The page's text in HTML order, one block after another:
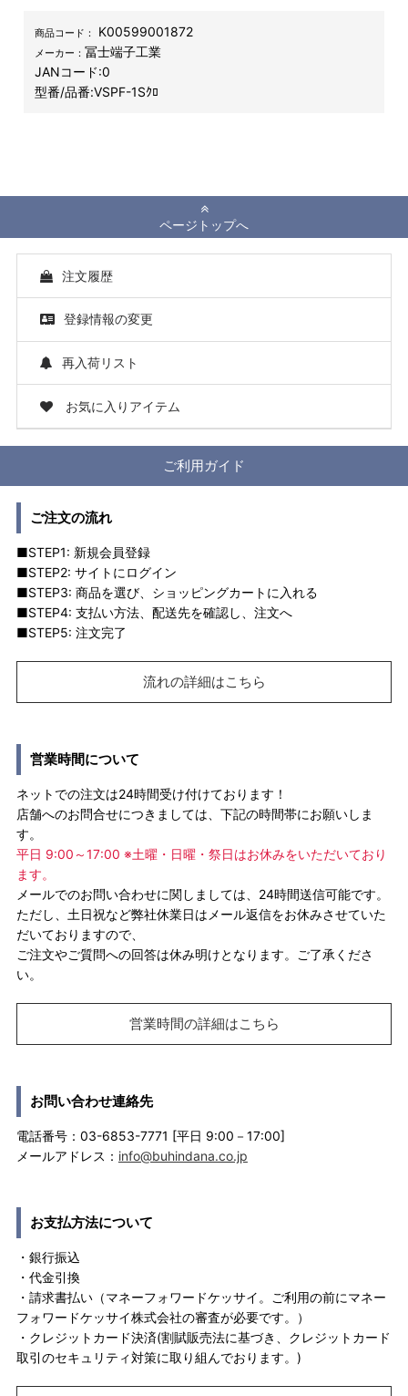
商品コード： K00599001872
メーカー：冨士端子工業
JANコード:0
型番/品番:VSPF-1Sｸﾛ
ページトップへ
注文履歴
登録情報の変更
再入荷リスト
お気に入りアイテム
ご利用ガイド
ご注文の流れ
■STEP1: 新規会員登録
■STEP2: サイトにログイン
■STEP3: 商品を選び、ショッピングカートに入れる
■STEP4: 支払い方法、配送先を確認し、注文へ
■STEP5: 注文完了
流れの詳細はこちら
営業時間について
ネットでの注文は24時間受け付けております！
店舗へのお問合せにつきましては、下記の時間帯にお願いしま
す。
平日 9:00～17:00 ※土曜・日曜・祭日はお休みをいただいており
ます。
メールでのお問い合わせに関しましては、24時間送信可能です。
ただし、土日祝など弊社休業日はメール返信をお休みさせていた
だいておりますので、
ご注文やご質問への回答は休み明けとなります。ご了承くださ
い。
営業時間の詳細はこちら
お問い合わせ連絡先
電話番号：03-6853-7771 [平日 9:00－17:00]
メールアドレス： info@buhindana.co.jp
お支払方法について
・銀行振込
・代金引換
・請求書払い（マネーフォワードケッサイ。ご利用の前にマネー
フォワードケッサイ株式会社の審査が必要です。）
・クレジットカード決済(割賦販売法に基づき、クレジットカード
取引のセキュリティ対策に取り組んでおります。)